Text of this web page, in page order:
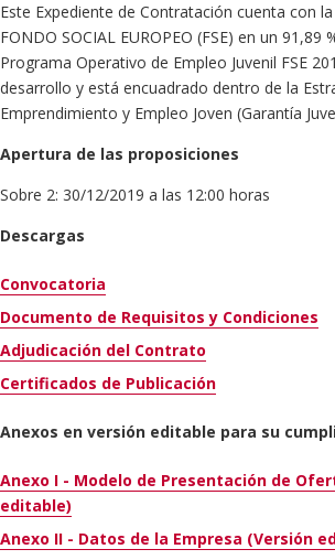
Este Expediente de Contratación cuenta con
FONDO SOCIAL EUROPEO (FSE) en un 91,89
Programa Operativo de Empleo Juvenil FSE
desarrollo y está encuadrado dentro de la
Emprendimiento y Empleo Joven (Garantía
Apertura de las proposiciones
Sobre 2: 30/12/2019 a las 12:00 horas
Descargas
Convocatoria
Documento de Requisitos y Condiciones
Adjudicación del Contrato
Certificados de Publicación
Anexos en versión editable para su
Anexo I - Modelo de Presentación de
editable)
Anexo II - Datos de la Empresa (Versión